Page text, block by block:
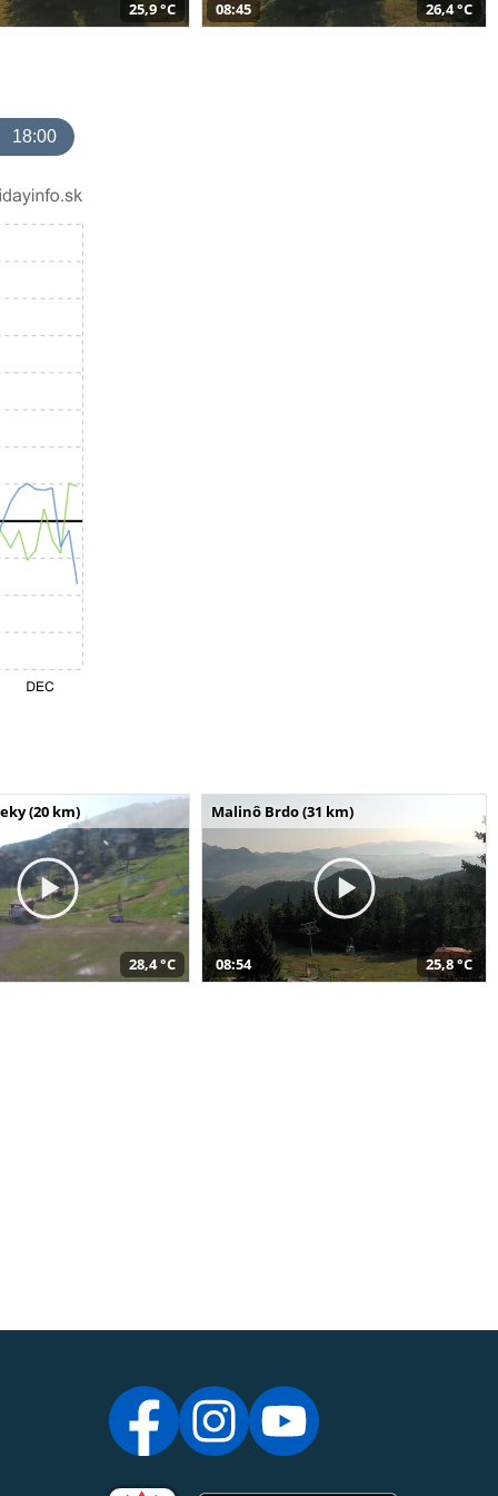
25,9 °C 08:45 26,4 °C
18:00
(20 km)
28,4 °C
Malinô Brdo (31 km)
08:54 25,8 °C